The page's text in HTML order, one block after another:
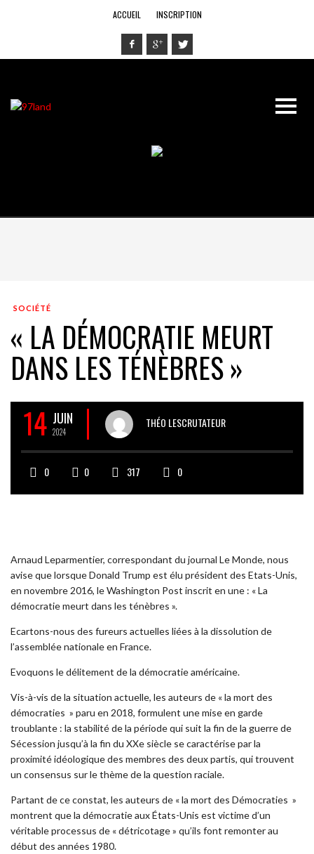
ACCUEIL INSCRIPTION
SOCIÉTÉ
« LA DÉMOCRATIE MEURT
DANS LES TÉNÈBRES »
14 JUIN
2024
THÉO LESCRUTATEUR
0 0 317 0
Arnaud Leparmentier, correspondant du journal Le Monde, nous
avise que lorsque Donald Trump est élu président des Etats-Unis,
en novembre 2016, le Washington Post inscrit en une : « La
démocratie meurt dans les ténèbres ».
Ecartons-nous des fureurs actuelles liées à la dissolution de
l’assemblée nationale en France.
Evoquons le délitement de la démocratie américaine.
Vis-à-vis de la situation actuelle, les auteurs de « la mort des
démocraties » paru en 2018, formulent une mise en garde
troublante : la stabilité de la période qui suit la fin de la guerre de
Sécession jusqu’à la fin du XXe siècle se caractérise par la
proximité idéologique des membres des deux partis, qui trouvent
un consensus sur le thème de la question raciale.
Partant de ce constat, les auteurs de « la mort des Démocraties »
montrent que la démocratie aux États-Unis est victime d’un
véritable processus de « détricotage » qu’ils font remonter au
début des années 1980.